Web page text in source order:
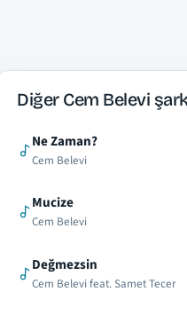
Diğer Cem Belevi
Ne Zaman?
Cem Belevi
Mucize
Cem Belevi
Değmezsin
Cem Belevi feat. Samet Tecer